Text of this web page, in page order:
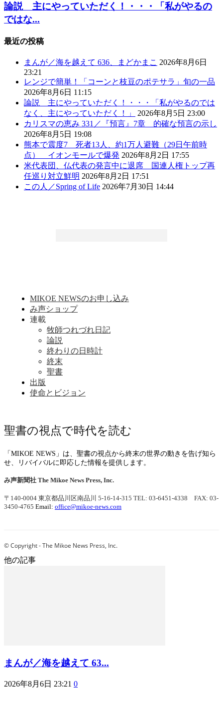
論説 主にやっていただく！・・・「私がやるの
ではな...
最近の投稿
まんが／海を越えて 636、まどかまこ 2026年8月6日
23:21
レンジで簡単！「コーンと枝豆のポテサラ」旬の一品
2026年8月6日 11:15
論説 主にやっていただく！・・・「私がやるのでは
なく、主にやっていただく！」
2026年8月5日 23:00
カリスマの恵み 331／『預言』7章 的確な預言の示し
2026年8月5日 19:08
熊本で震度7 死者13人、約1万人避難（29日午前時
点） イオンモールで爆発 2026年8月2日 17:55
米代表団、仏代表の発言中に退席 国連人権トップ再
任巡り対立鮮明 2026年8月2日 17:51
この人／Spring of Life 2026年7月30日 14:44
MIKOE NEWSのお申し込み
み声ショップ
連載
牧師つれづれ日記
論説
終わりの日時計
終末
聖書
出版
使命とビジョン
聖書の視点で時代を読む
「MIKOE NEWS」は、聖書の視点から終末の世界の動きを告げ知ら
せ、リバイバルに即応した情報を提供します。
み声新聞社 The Mikoe News Press, Inc.
〒140-0004 東京都品川区南品川 5-16-14-315 TEL: 03-6451-4338 FAX: 03-
3450-4765 Email: office@mikoe-news.com
© Copyright - The Mikoe News Press, Inc.
他の記事
まんが／海を越えて 63...
2026年8月6日 23:21 0